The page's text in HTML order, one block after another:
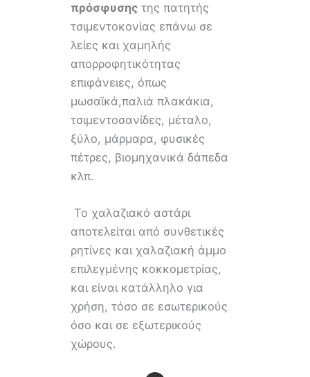
πρόσφυσης της πατητής
τσιμεντοκονίας επάνω σε
λείες και χαμηλής
απορροφητικότητας
επιφάνειες, όπως
μωσαϊκά,παλιά πλακάκια,
τσιμεντοσανίδες, μέταλο,
ξύλο, μάρμαρα, φυσικές
πέτρες, βιομηχανικά δάπεδα
κλπ.
Το χαλαζιακό αστάρι
αποτελείται από συνθετικές
ρητίνες και χαλαζιακή άμμο
επιλεγμένης κοκκομετρίας,
και είναι κατάλληλο για
χρήση, τόσο σε εσωτερικούς
όσο και σε εξωτερικούς
χώρους.